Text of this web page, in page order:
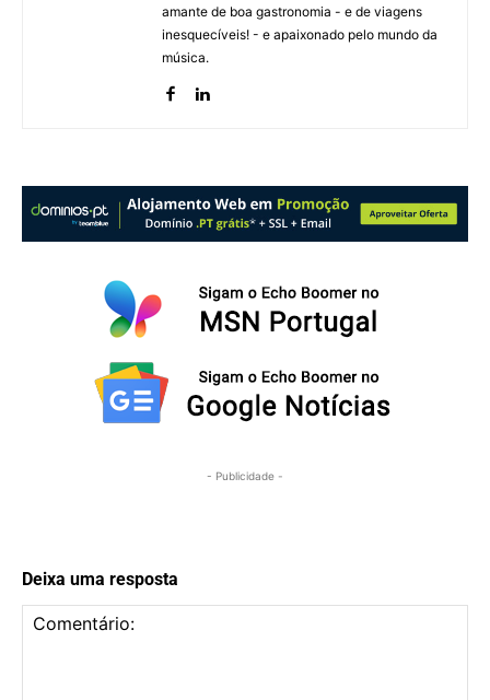
amante de boa gastronomia - e de viagens
inesquecíveis! - e apaixonado pelo mundo da
música.
- Publicidade -
Deixa uma resposta